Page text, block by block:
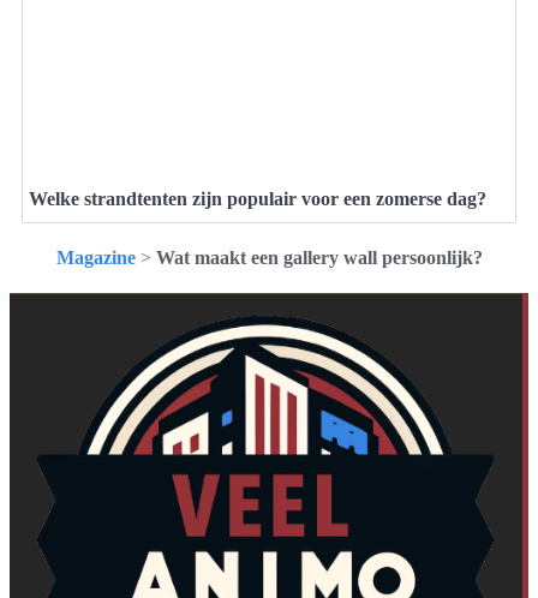
Welke strandtenten zijn populair voor een zomerse dag?
Magazine> Wat maakt een gallery wall persoonlijk?